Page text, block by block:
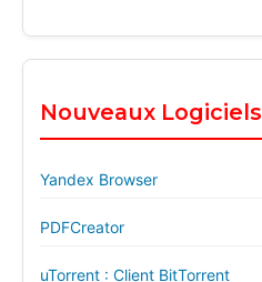
Nouveaux Logiciels
Yandex Browser
PDFCreator
uTorrent : Client BitTorrent